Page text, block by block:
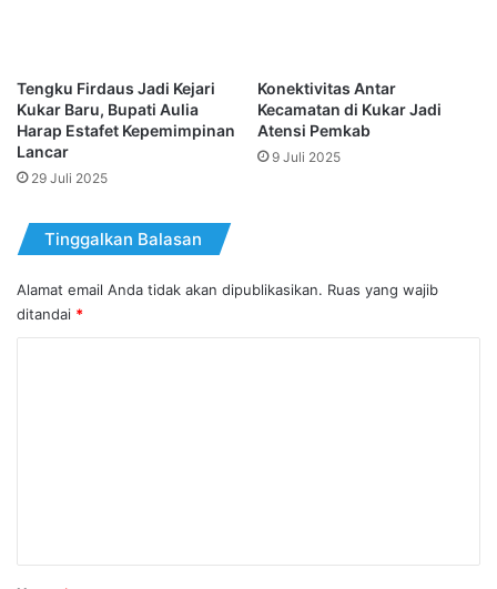
Tengku Firdaus Jadi Kejari
Kukar Baru, Bupati Aulia
Harap Estafet Kepemimpinan
Lancar
29 Juli 2025
Konektivitas Antar
Kecamatan di Kukar Jadi
Atensi Pemkab
9 Juli 2025
Tinggalkan Balasan
Alamat email Anda tidak akan dipublikasikan. Ruas yang wajib
ditandai *